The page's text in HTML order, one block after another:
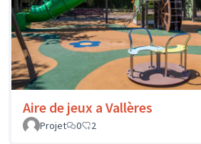
Aire de jeux a Vallères
Projet
0 2